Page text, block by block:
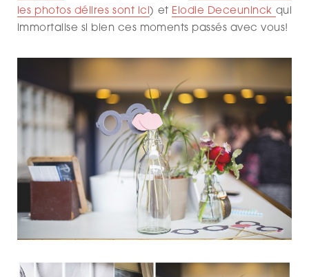
les photos délires sont ici ) et Elodie Deceuninck qui
immortalise si bien ces moments passés avec vous!